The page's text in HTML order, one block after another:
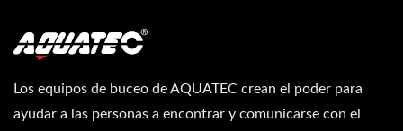
Los equipos de buceo de AQUATEC crean el poder para
ayudar a las personas a encontrar y comunicarse con el